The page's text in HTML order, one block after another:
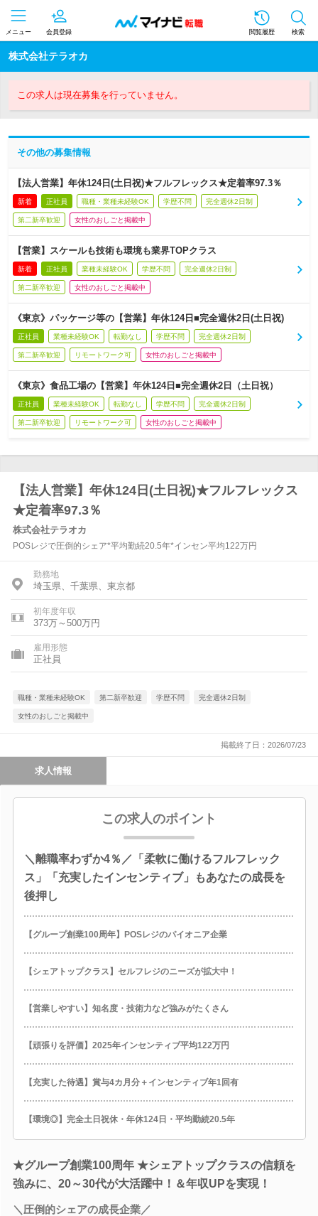
メニュー 会員登録 閲覧履歴 検索
株式会社テラオカ
この求人は現在募集を行っていません。
その他の募集情報
【法人営業】年休124日(土日祝)★フルフレックス★定着率97.3％
新着 正社員 職種・業種未経験OK 学歴不問 完全週休2日制
第二新卒歓迎 女性のおしごと掲載中
【営業】スケールも技術も環境も業界TOPクラス
新着 正社員 業種未経験OK 学歴不問 完全週休2日制
第二新卒歓迎 女性のおしごと掲載中
《東京》パッケージ等の【営業】年休124日■完全週休2日(土日祝)
正社員 業種未経験OK 転勤なし 学歴不問 完全週休2日制
第二新卒歓迎 リモートワーク可 女性のおしごと掲載中
《東京》食品工場の【営業】年休124日■完全週休2日（土日祝）
正社員 業種未経験OK 転勤なし 学歴不問 完全週休2日制
第二新卒歓迎 リモートワーク可 女性のおしごと掲載中
【法人営業】年休124日(土日祝)★フルフレックス
★定着率97.3％
株式会社テラオカ
POSレジで圧倒的シェア*平均勤続20.5年*インセン平均122万円
勤務地
埼玉県、千葉県、東京都
初年度年収
373万～500万円
雇用形態
正社員
職種・業種未経験OK 第二新卒歓迎 学歴不問 完全週休2日制
女性のおしごと掲載中
掲載終了日：2026/07/23
求人情報
この求人のポイント
＼離職率わずか4％／「柔軟に働けるフルフレック
ス」「充実したインセンティブ」もあなたの成長を
後押し
【グループ創業100周年】POSレジのパイオニア企業
【シェアトップクラス】セルフレジのニーズが拡大中！
【営業しやすい】知名度・技術力など強みがたくさん
【頑張りを評価】2025年インセンティブ平均122万円
【充実した待遇】賞与4カ月分＋インセンティブ年1回有
【環境◎】完全土日祝休・年休124日・平均勤続20.5年
★グループ創業100周年 ★シェアトップクラスの信頼を
強みに、20～30代が大活躍中！＆年収UPを実現！
＼圧倒的シェアの成長企業／